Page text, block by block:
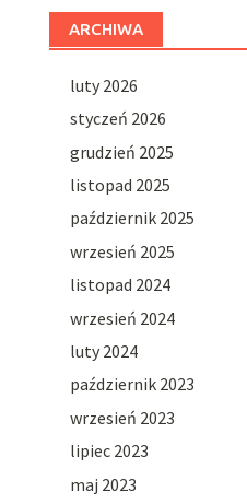
ARCHIWA
luty 2026
styczeń 2026
grudzień 2025
listopad 2025
październik 2025
wrzesień 2025
listopad 2024
wrzesień 2024
luty 2024
październik 2023
wrzesień 2023
lipiec 2023
maj 2023